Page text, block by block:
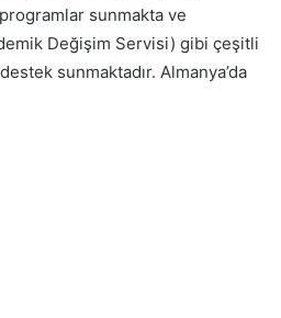
sunmakta ve
Değişim Servisi) gibi çeşitli
sunmaktadır. Almanya’da